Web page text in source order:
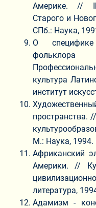
Америке. //
Старого и
СПб.: Наука,
О специфике
культура
институт
пространства.
М.: Наука,
Африканский
Америки. //
литература,
Адамизм -